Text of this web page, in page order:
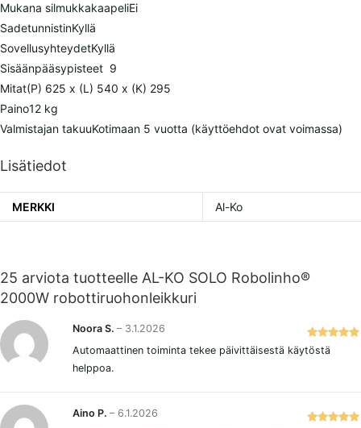
Mukana silmukkakaapeliEi
SadetunnistinKyllä
SovellusyhteydetKyllä
Sisäänpääsypisteet 9
Mitat(P) 625 x (L) 540 x (K) 295
Paino12 kg
Valmistajan takuuKotimaan 5 vuotta (käyttöehdot ovat voimassa)
Lisätiedot
MERKKI Al-Ko
25 arviota tuotteelle AL-KO SOLO Robolinho®
2000W robottiruohonleikkuri
Arvostelu
Noora S. – 3.1.2026
Automaattinen toiminta tekee päivittäisestä käytöstä
helppoa.
Aino P. – 6.1.2026